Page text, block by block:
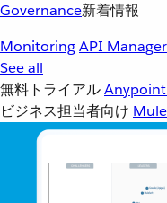
Governance新着情報
MonitoringAPI Manager
See all
無料トライアルAnypoint
ビジネス担当者向け